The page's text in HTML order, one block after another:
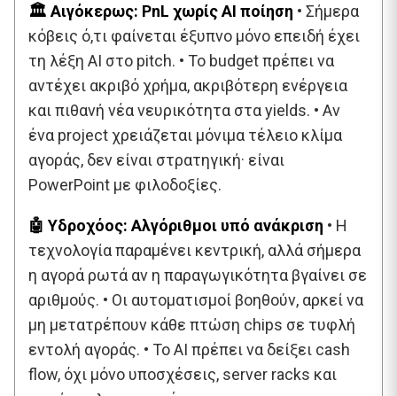
🏛️ Αιγόκερως: PnL χωρίς AI ποίηση • Σήμερα
κόβεις ό,τι φαίνεται έξυπνο μόνο επειδή έχει
τη λέξη AI στο pitch. • Το budget πρέπει να
αντέχει ακριβό χρήμα, ακριβότερη ενέργεια
και πιθανή νέα νευρικότητα στα yields. • Αν
ένα project χρειάζεται μόνιμα τέλειο κλίμα
αγοράς, δεν είναι στρατηγική· είναι
PowerPoint με φιλοδοξίες.
🤖 Υδροχόος: Αλγόριθμοι υπό ανάκριση • Η
τεχνολογία παραμένει κεντρική, αλλά σήμερα
η αγορά ρωτά αν η παραγωγικότητα βγαίνει σε
αριθμούς. • Οι αυτοματισμοί βοηθούν, αρκεί να
μη μετατρέπουν κάθε πτώση chips σε τυφλή
εντολή αγοράς. • Το AI πρέπει να δείξει cash
flow, όχι μόνο υποσχέσεις, server racks και